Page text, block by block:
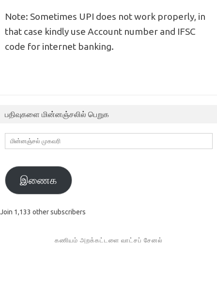
Note: Sometimes UPI does not work properly, in
that case kindly use Account number and IFSC
code for internet banking.
பதிவுகளை மின்னஞ்சலில் பெறுக
மின்னஞ்சல்
முகவரி
இணைக
Join 1,133 other subscribers
கணியம் அறக்கட்டளை வாட்சப் சேனல்